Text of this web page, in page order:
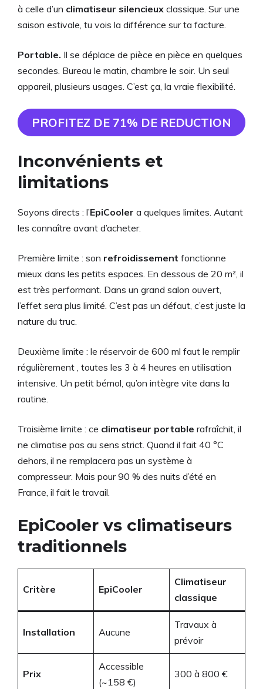
à celle d’un climatiseur silencieux classique. Sur une
saison estivale, tu vois la différence sur ta facture.
Portable. Il se déplace de pièce en pièce en quelques
secondes. Bureau le matin, chambre le soir. Un seul
appareil, plusieurs usages. C’est ça, la vraie flexibilité.
PROFITEZ DE 71% DE REDUCTION
Inconvénients et
limitations
Soyons directs : l’EpiCooler a quelques limites. Autant
les connaître avant d’acheter.
Première limite : son refroidissement fonctionne
mieux dans les petits espaces. En dessous de 20 m², il
est très performant. Dans un grand salon ouvert,
l’effet sera plus limité. C’est pas un défaut, c’est juste la
nature du truc.
Deuxième limite : le réservoir de 600 ml faut le remplir
régulièrement , toutes les 3 à 4 heures en utilisation
intensive. Un petit bémol, qu’on intègre vite dans la
routine.
Troisième limite : ce climatiseur portable rafraîchit, il
ne climatise pas au sens strict. Quand il fait 40 °C
dehors, il ne remplacera pas un système à
compresseur. Mais pour 90 % des nuits d’été en
France, il fait le travail.
EpiCooler vs climatiseurs
traditionnels
Critère EpiCooler
Climatiseur
classique
Installation Aucune
Travaux à
prévoir
Prix
Accessible
(~158 €)
300 à 800 €